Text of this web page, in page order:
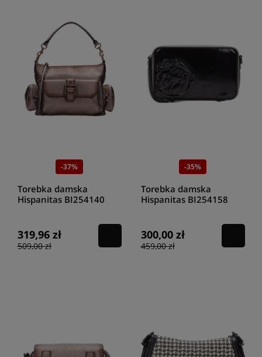
-37%
Torebka damska
Hispanitas BI254140
319,96 zł
509,00 zł
-35%
Torebka damska
Hispanitas BI254158
300,00 zł
459,00 zł